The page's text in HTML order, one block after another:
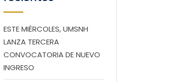
ESTE MIÉRCOLES, UMSNH
LANZA TERCERA
CONVOCATORIA DE NUEVO
INGRESO